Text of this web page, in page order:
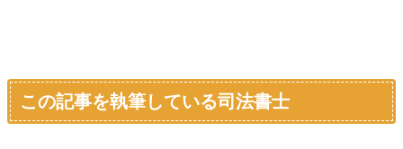
この記事を執筆している司法書士